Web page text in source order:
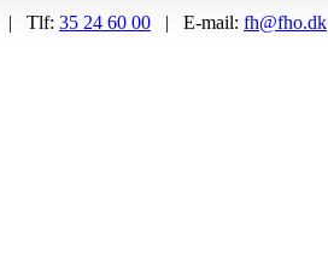
| Tlf: 35 24 60 00 | E-mail: fh@fho.dk